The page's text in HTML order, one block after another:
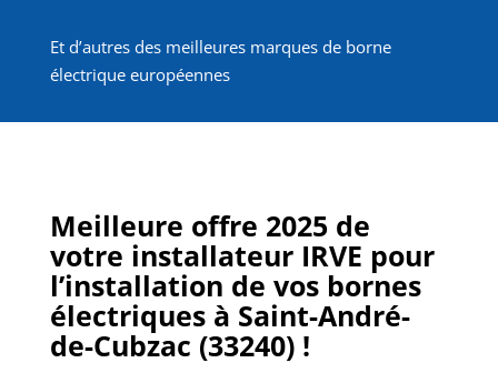
Et d’autres des meilleures marques de borne
électrique européennes
Meilleure offre 2025 de
votre installateur IRVE pour
l’installation de vos bornes
électriques à Saint-André-
de-Cubzac (33240) !